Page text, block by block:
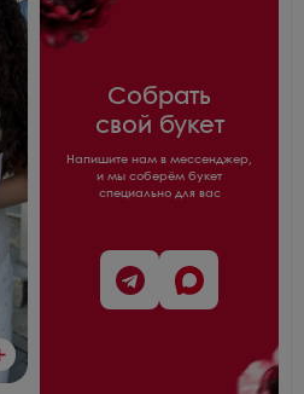
Собрать
свой букет
Напишите нам в мессенджер,
и мы соберём букет
специально для вас